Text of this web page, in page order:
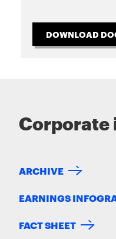
DOWNLOAD
Corporate
ARCHIVE
EARNINGS
FACT SHEET